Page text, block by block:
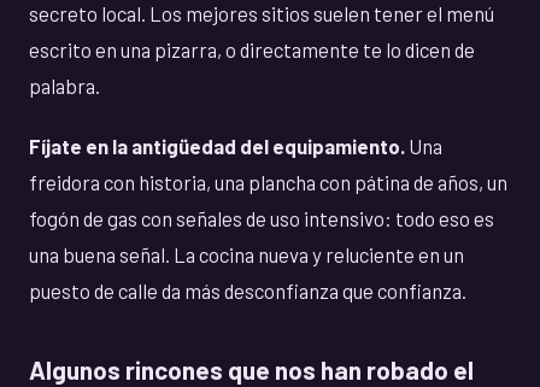
secreto local. Los mejores sitios suelen tener el menú
escrito en una pizarra, o directamente te lo dicen de
palabra.
Fíjate en la antigüedad del equipamiento. Una
freidora con historia, una plancha con pátina de años, un
fogón de gas con señales de uso intensivo: todo eso es
una buena señal. La cocina nueva y reluciente en un
puesto de calle da más desconfianza que confianza.
Algunos rincones que nos han robado el